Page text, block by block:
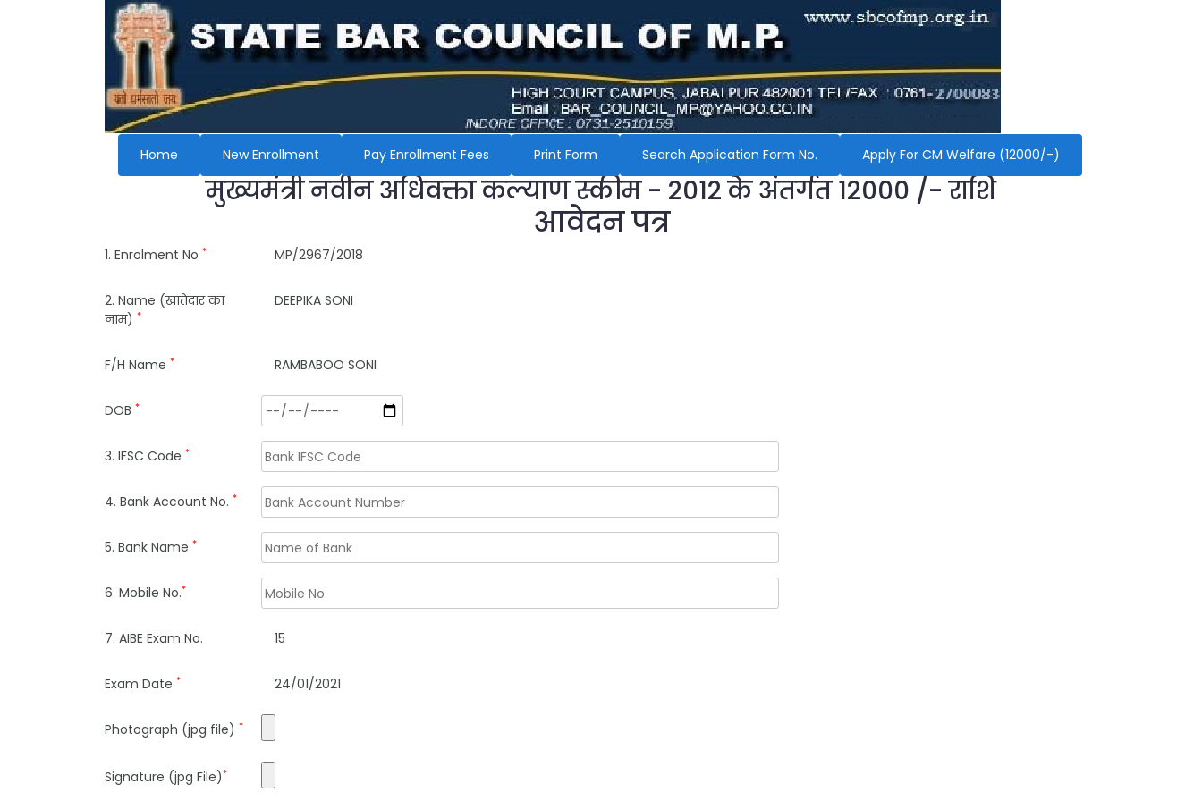
Home New Enrollment Pay Enrollment Fees Print Form Search Application Form No. Apply For CM Welfare (12000/-)
मुख्यमंत्री नवीन अधिवक्ता कल्याण स्कीम - 2012 के अंतर्गत 12000 /- राशि
आवेदन पत्र
1. Enrolment No * MP/2967/2018
2. Name (खातेदार का
नाम) *
DEEPIKA SONI
F/H Name * RAMBABOO SONI
DOB *
3. IFSC Code *
4. Bank Account No. *
5. Bank Name *
6. Mobile No.*
7. AIBE Exam No. 15
Exam Date * 24/01/2021
Photograph (jpg file) *
Signature (jpg File)*